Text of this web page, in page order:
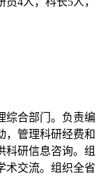
综合部门。负责编
，管理科研经费和
科研信息咨询。组
术交流。组织全省